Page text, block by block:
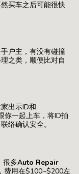
买车之后可能很快
户主，有没有碰撞
之类，顺便比对自
出示ID和
你一起上车，将ID拍
络确认安全。
很多Auto Repair
，费用在$100~$200左